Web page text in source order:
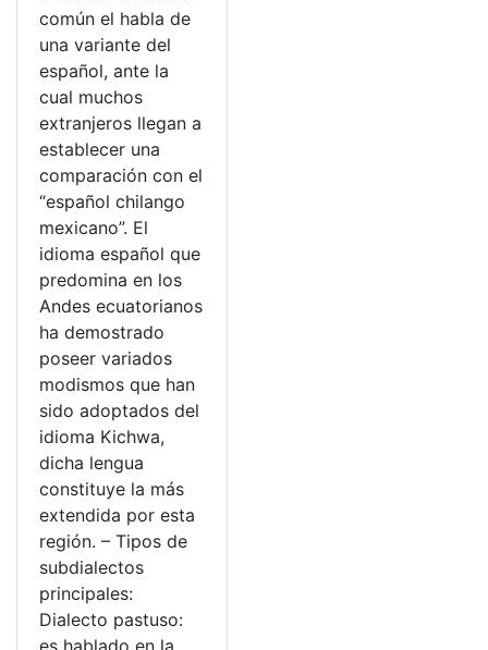
común el habla de
una variante del
español, ante la
cual muchos
extranjeros llegan a
establecer una
comparación con el
“español chilango
mexicano”. El
idioma español que
predomina en los
Andes ecuatorianos
ha demostrado
poseer variados
modismos que han
sido adoptados del
idioma Kichwa,
dicha lengua
constituye la más
extendida por esta
región. – Tipos de
subdialectos
principales:
Dialecto pastuso: